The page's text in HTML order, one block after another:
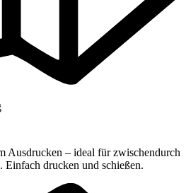
Ausdrucken – ideal für zwischendurch
Einfach drucken und schießen.